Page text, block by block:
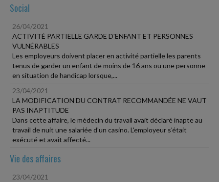
Social
26/04/2021
ACTIVITÉ PARTIELLE GARDE D'ENFANT ET PERSONNES
VULNÉRABLES
Les employeurs doivent placer en activité partielle les parents
tenus de garder un enfant de moins de 16 ans ou une personne
en situation de handicap lorsque,...
23/04/2021
LA MODIFICATION DU CONTRAT RECOMMANDÉE NE VAUT
PAS INAPTITUDE
Dans cette affaire, le médecin du travail avait déclaré inapte au
travail de nuit une salariée d'un casino. L'employeur s'était
exécuté et avait affecté...
Vie des affaires
23/04/2021